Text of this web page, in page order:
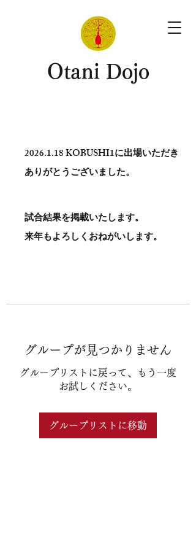
​Otani Dojo
2026.1.18KOBUSHI1に出場いただき
ありがとう​ございました。
試合結果を掲載いたします。
​来年もよろしくおねがいします。
グループが見つかりません
グループリストに戻って、もう一度
お試しください。
グループリストに移動